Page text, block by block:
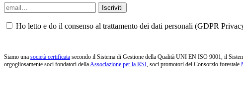
Ho letto e do il consenso al trattamento dei dati personali (GDPR
Siamo una società certificata secondo il Sistema di Gestione della Qualità UNI EN ISO 9001, il
orgogliosamente soci fondatori dellaAssociazione per la RSI, soci promotori del Consorzio forestale